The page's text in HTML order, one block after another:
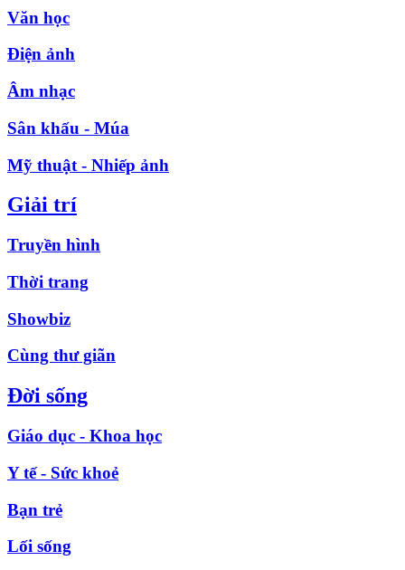
Văn học
Điện ảnh
Âm nhạc
Sân khấu - Múa
Mỹ thuật - Nhiếp ảnh
Giải trí
Truyền hình
Thời trang
Showbiz
Cùng thư giãn
Đời sống
Giáo dục - Khoa học
Y tế - Sức khoẻ
Bạn trẻ
Lối sống